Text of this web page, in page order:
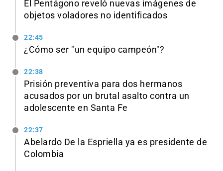
El Pentágono reveló nuevas imágenes de
objetos voladores no identificados
22:45
¿Cómo ser "un equipo campeón"?
22:38
Prisión preventiva para dos hermanos
acusados por un brutal asalto contra un
adolescente en Santa Fe
22:37
Abelardo De la Espriella ya es presidente de
Colombia